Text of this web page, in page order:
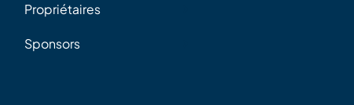
Propriétaires
Sponsors